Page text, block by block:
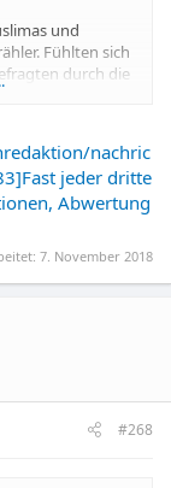
ich, dass
und
wir es gerade
und
Fühlten sich
durch die
es 2018 in Ost
nachric
jeder dritte
Abwertung
7. November 2018
#268